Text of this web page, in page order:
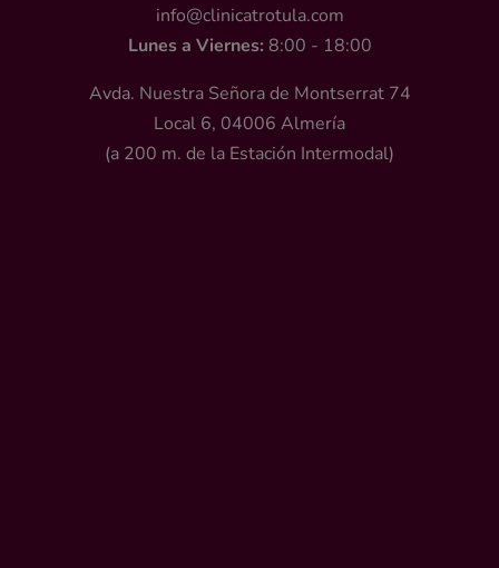
info@clinicatrotula.com
Lunes a Viernes: 8:00 - 18:00
Avda. Nuestra Señora de Montserrat 74
Local 6, 04006 Almería
(a 200 m. de la Estación Intermodal)